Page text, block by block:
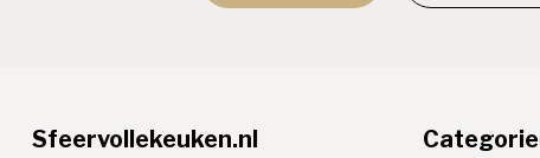
Sfeervollekeuken.nl